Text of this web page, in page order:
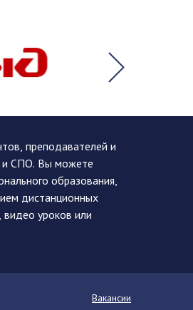
преподавателей и
и СПО. Вы можете
образования,
дистанционных
уроков или
Вакансии